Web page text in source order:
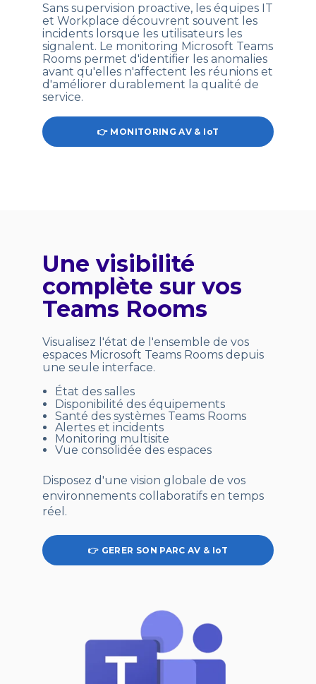
Sans supervision proactive, les équipes IT
et Workplace découvrent souvent les
incidents lorsque les utilisateurs les
signalent. Le monitoring Microsoft Teams
Rooms permet d'identifier les anomalies
avant qu'elles n'affectent les réunions et
d'améliorer durablement la qualité de
service.
👉 MONITORING AV & IoT
Une visibilité
complète sur vos
Teams Rooms
Visualisez l'état de l'ensemble de vos
espaces Microsoft Teams Rooms depuis
une seule interface.
État des salles
Disponibilité des équipements
Santé des systèmes Teams Rooms
Alertes et incidents
Monitoring multisite
Vue consolidée des espaces
Disposez d'une vision globale de vos
environnements collaboratifs en temps
réel.
👉 GERER SON PARC AV & IoT